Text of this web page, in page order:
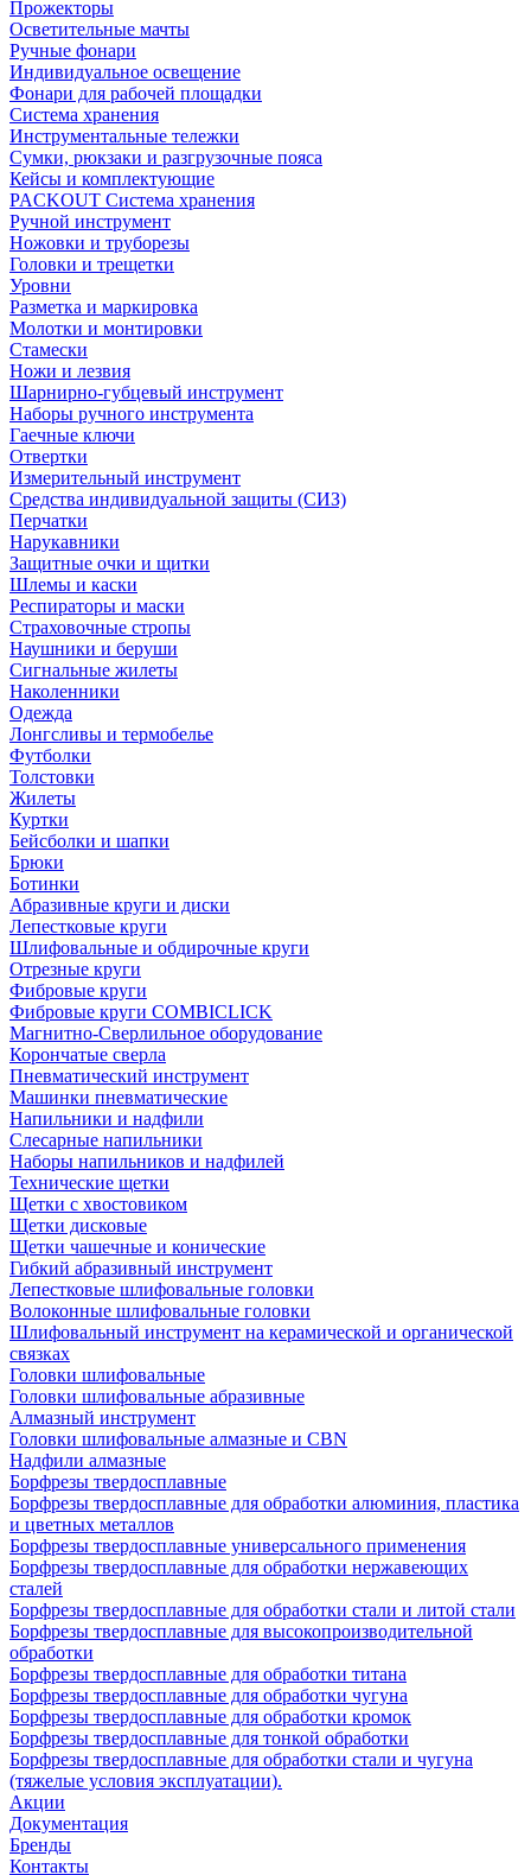
Прожекторы
Осветительные мачты
Ручные фонари
Индивидуальное освещение
Фонари для рабочей площадки
Система хранения
Инструментальные тележки
Сумки, рюкзаки и разгрузочные пояса
Кейсы и комплектующие
PACKOUT Система хранения
Ручной инструмент
Ножовки и труборезы
Головки и трещетки
Уровни
Разметка и маркировка
Молотки и монтировки
Стамески
Ножи и лезвия
Шарнирно-губцевый инструмент
Наборы ручного инструмента
Гаечные ключи
Отвертки
Измерительный инструмент
Средства индивидуальной защиты (СИЗ)
Перчатки
Нарукавники
Защитные очки и щитки
Шлемы и каски
Респираторы и маски
Страховочные стропы
Наушники и беруши
Сигнальные жилеты
Наколенники
Одежда
Лонгсливы и термобелье
Футболки
Толстовки
Жилеты
Куртки
Бейсболки и шапки
Брюки
Ботинки
Абразивные круги и диски
Лепестковые круги
Шлифовальные и обдирочные круги
Отрезные круги
Фибровые круги
Фибровые круги COMBICLICK
Магнитно-Сверлильное оборудование
Корончатые сверла
Пневматический инструмент
Машинки пневматические
Напильники и надфили
Слесарные напильники
Наборы напильников и надфилей
Технические щетки
Щетки с хвостовиком
Щетки дисковые
Щетки чашечные и конические
Гибкий абразивный инструмент
Лепестковые шлифовальные головки
Волоконные шлифовальные головки
Шлифовальный инструмент на керамической и органической
связках
Головки шлифовальные
Головки шлифовальные абразивные
Алмазный инструмент
Головки шлифовальные алмазные и CBN
Надфили алмазные
Борфрезы твердосплавные
Борфрезы твердосплавные для обработки алюминия, пластика
и цветных металлов
Борфрезы твердосплавные универсального применения
Борфрезы твердосплавные для обработки нержавеющих
сталей
Борфрезы твердосплавные для обработки стали и литой стали
Борфрезы твердосплавные для высокопроизводительной
обработки
Борфрезы твердосплавные для обработки титана
Борфрезы твердосплавные для обработки чугуна
Борфрезы твердосплавные для обработки кромок
Борфрезы твердосплавные для тонкой обработки
Борфрезы твердосплавные для обработки стали и чугуна
(тяжелые условия эксплуатации).
Акции
Документация
Бренды
Контакты